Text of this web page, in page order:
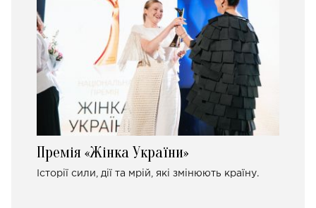
Премія «Жінка України»
Історії сили, дії та мрій, які змінюють країну.